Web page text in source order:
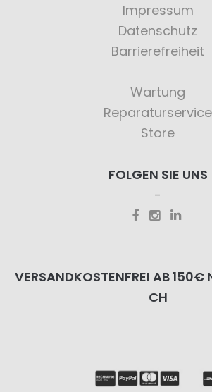
Impressum
Datenschutz
Barrierefreiheit
Wartung
Reparaturservice
Store
FOLGEN SIE UNS
VERSANDKOSTENFREI AB
CH